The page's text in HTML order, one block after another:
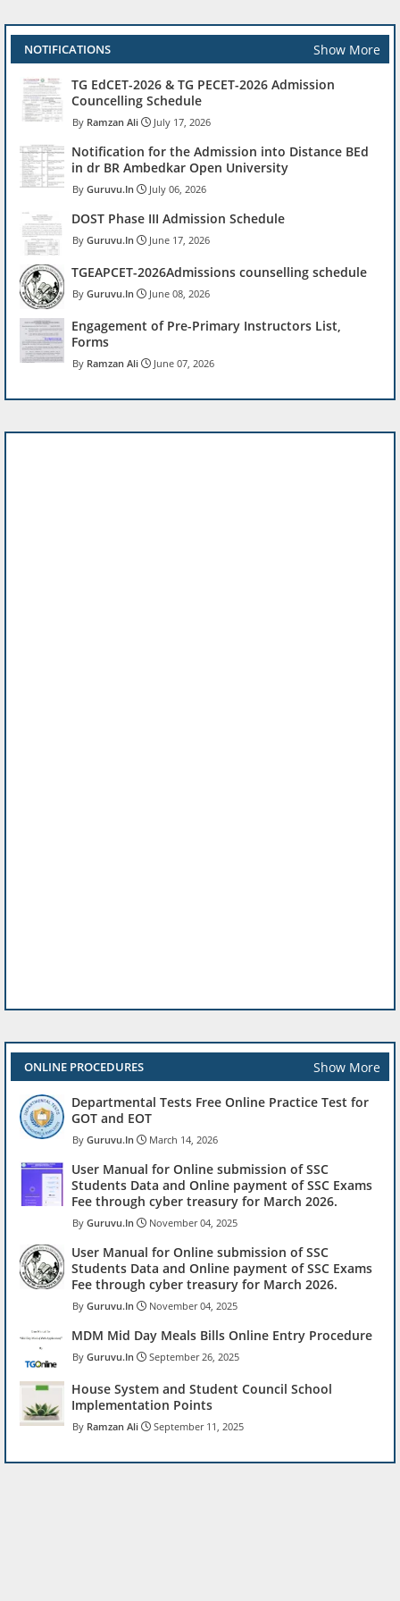
NOTIFICATIONS Show More
TG EdCET-2026 & TG PECET-2026 Admission
Councelling Schedule
Ramzan Ali July 17, 2026
Notification for the Admission into Distance BEd
in dr BR Ambedkar Open University
Guruvu.In July 06, 2026
DOST Phase III Admission Schedule
Guruvu.In June 17, 2026
TGEAPCET-2026Admissions counselling schedule
Guruvu.In June 08, 2026
Engagement of Pre-Primary Instructors List,
Forms
Ramzan Ali June 07, 2026
ONLINE PROCEDURES Show More
Departmental Tests Free Online Practice Test for
GOT and EOT
Guruvu.In March 14, 2026
User Manual for Online submission of SSC
Students Data and Online payment of SSC Exams
Fee through cyber treasury for March 2026.
Guruvu.In November 04, 2025
User Manual for Online submission of SSC
Students Data and Online payment of SSC Exams
Fee through cyber treasury for March 2026.
Guruvu.In November 04, 2025
MDM Mid Day Meals Bills Online Entry Procedure
Guruvu.In September 26, 2025
House System and Student Council School
Implementation Points
Ramzan Ali September 11, 2025